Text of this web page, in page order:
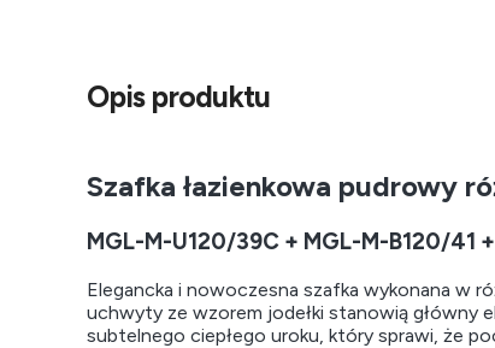
Opis produktu
Szafka łazienkowa pudrowy
MGL-M-U120/39C + MGL-M-B120/41
Elegancka i nowoczesna szafka wykonana w
uchwyty ze wzorem jodełki stanowią główny
subtelnego ciepłego uroku, który sprawi, że